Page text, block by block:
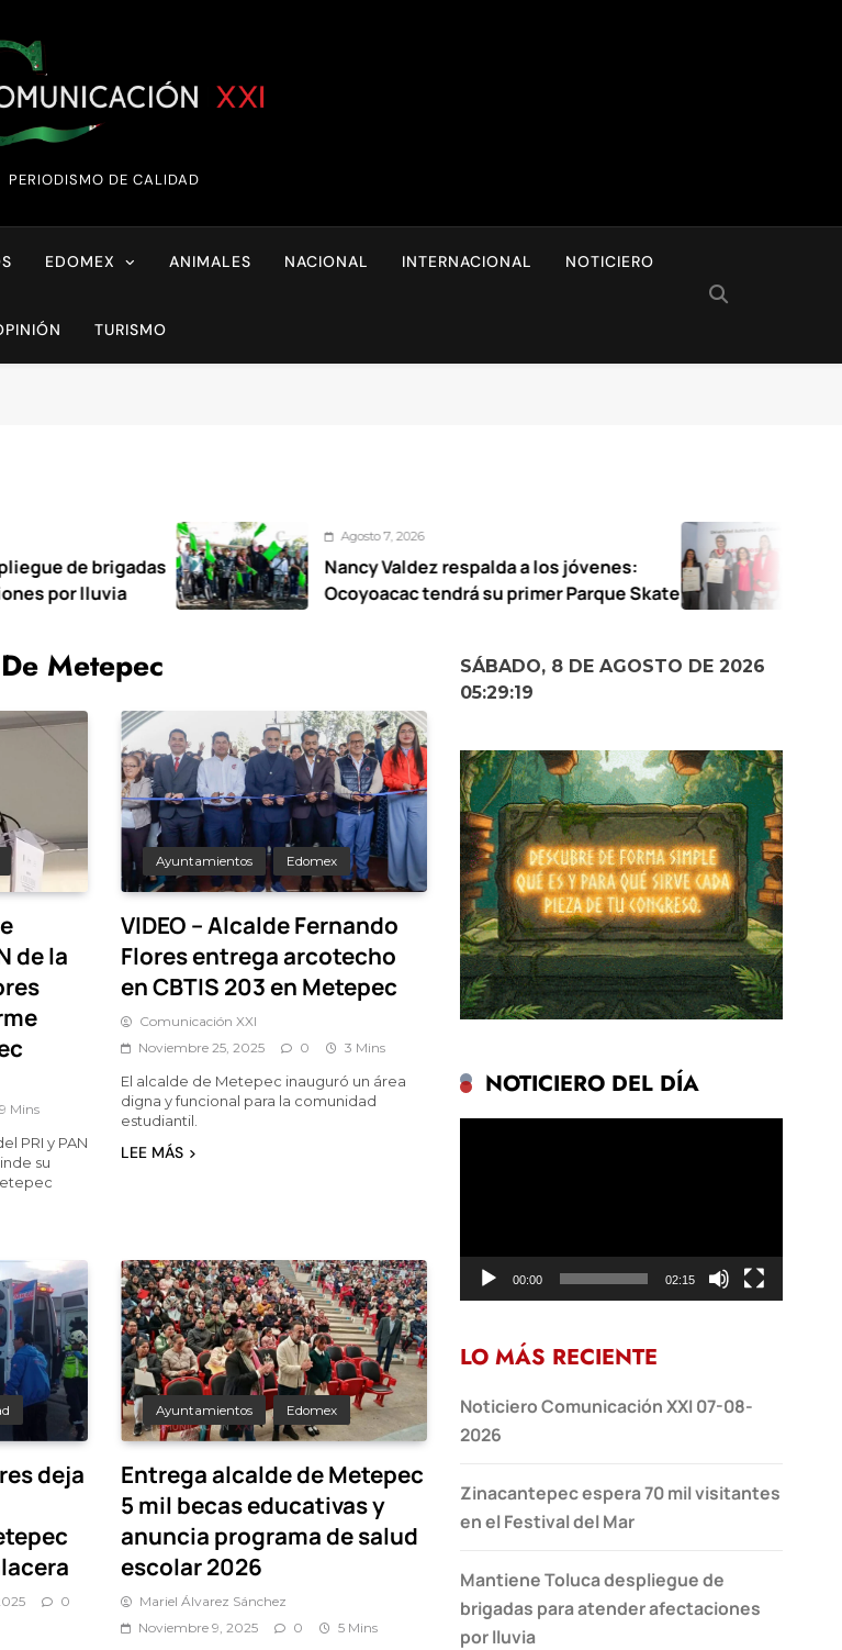
XXI
PERIODISMO DE CALIDAD
EDOMEX ANIMALES NACIONAL INTERNACIONAL NOTICIERO
TURISMO
Agosto 7, 2026
Nancy Valdez respalda a los jóvenes:
Ocoyoacac tendrá su primer Parque Skate
Agosto 7, 2026
UAEMéx abre
narrativas
Metepec
de la
Mins
PRI y PAN
su
Ayuntamientos Edomex
VIDEO – Alcalde Fernando
Flores entrega arcotecho
en CBTIS 203 en Metepec
Comunicación XXI
Noviembre 25, 2025
0 3 Mins
El alcalde de Metepec inauguró un área
digna y funcional para la comunidad
estudiantil.
LEE MÁS
deja
0
Ayuntamientos Edomex
Entrega alcalde de Metepec
5 mil becas educativas y
anuncia programa de salud
escolar 2026
Mariel Álvarez Sánchez
Noviembre 9, 2025
0 5 Mins
SÁBADO, 8 DE AGOSTO DE 2026
05:29:20
NOTICIERO DEL DÍA
00:00 02:15
LO MÁS RECIENTE
Noticiero Comunicación XXI 07-08-
2026
Zinacantepec espera 70 mil visitantes
en el Festival del Mar
Mantiene Toluca despliegue de
brigadas para atender afectaciones
por lluvia